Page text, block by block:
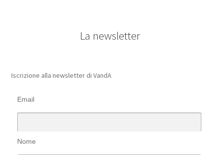
La newsletter
Iscrizione alla newsletter di VandA
Email
Nome